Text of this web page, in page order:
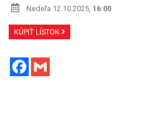
Nedeľa 12.10.2025, 16:00
KÚPIŤ LÍSTOK
Facebook